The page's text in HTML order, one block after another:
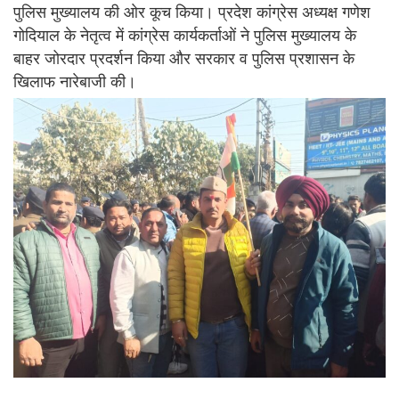
पुलिस मुख्यालय की ओर कूच किया। प्रदेश कांग्रेस अध्यक्ष गणेश
गोदियाल के नेतृत्व में कांग्रेस कार्यकर्ताओं ने पुलिस मुख्यालय के
बाहर जोरदार प्रदर्शन किया और सरकार व पुलिस प्रशासन के
खिलाफ नारेबाजी की।